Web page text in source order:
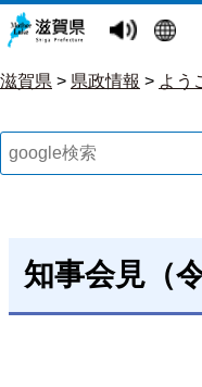
滋賀県 > 県政情報 > よう
知事会見（